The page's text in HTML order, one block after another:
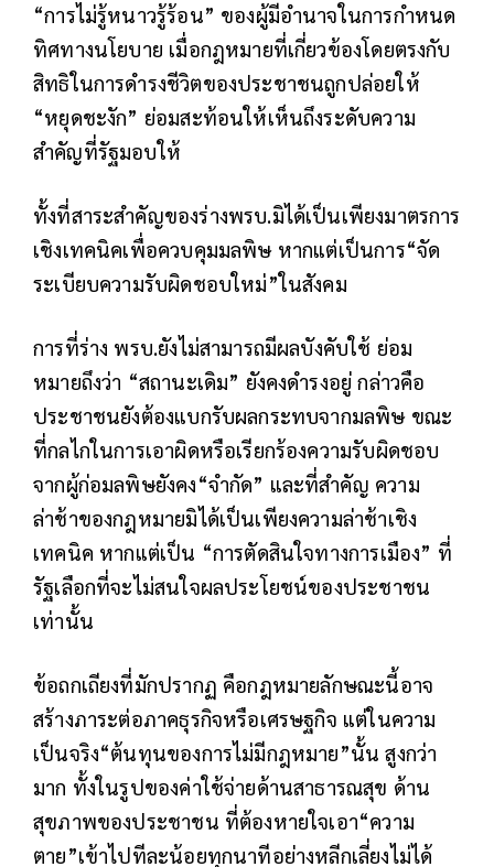
“การไม่รู้หนาวรู้ร้อน” ของผู้มีอำนาจในการกำหนด
ทิศทางนโยบาย เมื่อกฎหมายที่เกี่ยวข้องโดยตรงกับ
สิทธิในการดำรงชีวิตของประชาชนถูกปล่อยให้
“หยุดชะงัก” ย่อมสะท้อนให้เห็นถึงระดับความ
สำคัญที่รัฐมอบให้
ทั้งที่สาระสำคัญของร่างพรบ.มิได้เป็นเพียงมาตรการ
เชิงเทคนิคเพื่อควบคุมมลพิษ หากแต่เป็นการ“จัด
ระเบียบความรับผิดชอบใหม่”ในสังคม
การที่ร่าง พรบ.ยังไม่สามารถมีผลบังคับใช้ ย่อม
หมายถึงว่า “สถานะเดิม” ยังคงดำรงอยู่ กล่าวคือ
ประชาชนยังต้องแบกรับผลกระทบจากมลพิษ ขณะ
ที่กลไกในการเอาผิดหรือเรียกร้องความรับผิดชอบ
จากผู้ก่อมลพิษยังคง“จำกัด” และที่สำคัญ ความ
ล่าช้าของกฎหมายมิได้เป็นเพียงความล่าช้าเชิง
เทคนิค หากแต่เป็น “การตัดสินใจทางการเมือง” ที่
รัฐเลือกที่จะไม่สนใจผลประโยชน์ของประชาชน
เท่านั้น
ข้อถกเถียงที่มักปรากฏ คือกฎหมายลักษณะนี้อาจ
สร้างภาระต่อภาคธุรกิจหรือเศรษฐกิจ แต่ในความ
เป็นจริง“ต้นทุนของการไม่มีกฎหมาย”นั้น สูงกว่า
มาก ทั้งในรูปของค่าใช้จ่ายด้านสาธารณสุข ด้าน
สุขภาพของประชาชน ที่ต้องหายใจเอา“ความ
ตาย”เข้าไปทีละน้อยทุกนาทีอย่างหลีกเลี่ยงไม่ได้